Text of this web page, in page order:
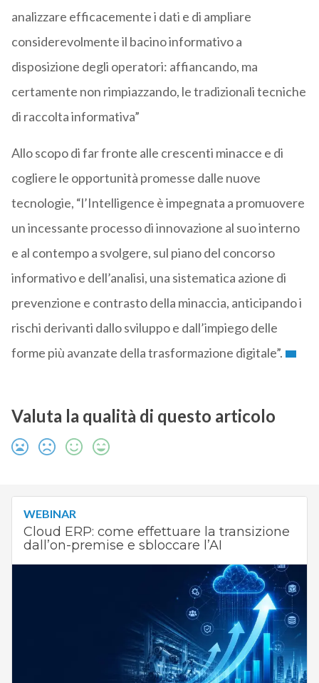
analizzare efficacemente i dati e di ampliare
considerevolmente il bacino informativo a
disposizione degli operatori: affiancando, ma
certamente non rimpiazzando, le tradizionali tecniche
di raccolta informativa”
Allo scopo di far fronte alle crescenti minacce e di
cogliere le opportunità promesse dalle nuove
tecnologie, “l’Intelligence è impegnata a promuovere
un incessante processo di innovazione al suo interno
e al contempo a svolgere, sul piano del concorso
informativo e dell’analisi, una sistematica azione di
prevenzione e contrasto della minaccia, anticipando i
rischi derivanti dallo sviluppo e dall’impiego delle
forme più avanzate della trasformazione digitale”.
Valuta la qualità di questo articolo
WEBINAR
Cloud ERP: come effettuare la transizione
dall’on-premise e sbloccare l’AI